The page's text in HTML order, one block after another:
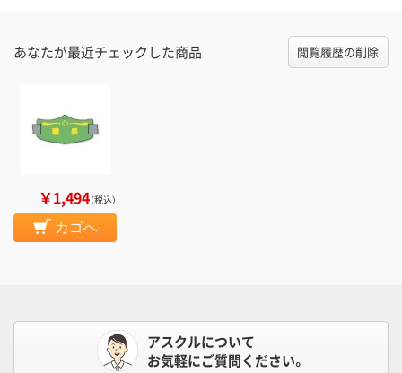
あなたが最近チェックした商品 閲覧履歴の削除
￥1,494（税込）
カゴへ
アスクルについて
お気軽にご質問ください。